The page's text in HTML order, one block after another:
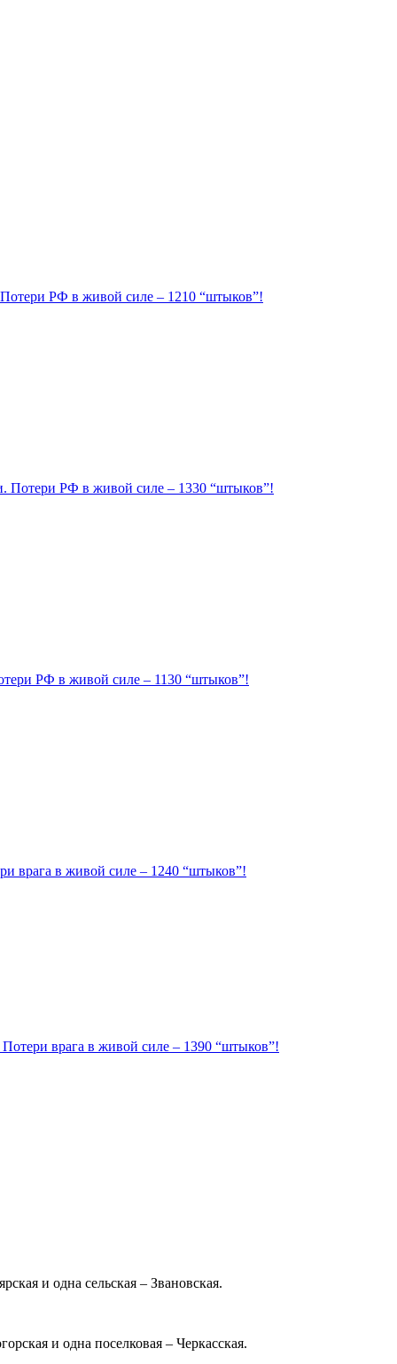
РФ в живой силе – 1210 “штыков”!
Потери РФ в живой силе – 1330 “штыков”!
РФ в живой силе – 1130 “штыков”!
врага в живой силе – 1240 “штыков”!
врага в живой силе – 1390 “штыков”!
и одна сельская – Звановская.
и одна поселковая – Черкасская.